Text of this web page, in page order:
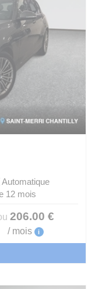
Automatique
12 mois
206.00 €
/ mois i